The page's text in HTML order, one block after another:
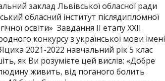
заклад Львівської обласної ради
обласний інститут післядипломної
освіти» Завдання ІІ етапу ХХІІ
конкурсу з української мови імені
2021-2022 навчальний рік 5 клас
як Ви розумієте цей вислів: «Добре
живить, від поганого болить